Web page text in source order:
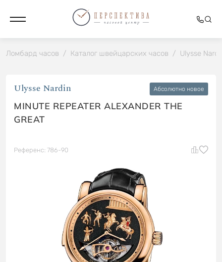
Ломбард часов / Каталог швейцарских часов / Ulysse
Ulysse Nardin Абсолютно новое
MINUTE REPEATER ALEXANDER THE
GREAT
Референс: 786-90